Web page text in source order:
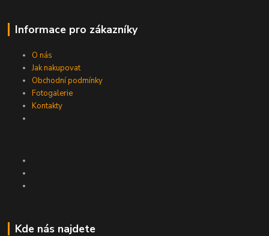
Informace pro zákazníky
O nás
Jak nakupovat
Obchodní podmínky
Fotogalerie
Kontakty
Kde nás najdete